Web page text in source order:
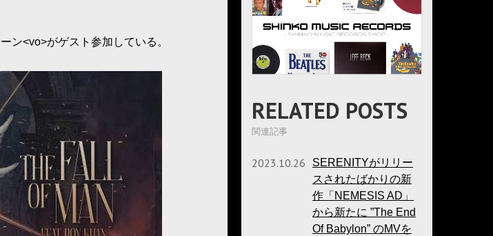
ン<vo>がゲスト参加している。
RELATED POSTS
関連記事
2023.10.26
SERENITYがリリー
スされたばかりの新
作「NEMESIS AD」
から新たに ”The End
Of Babylon” のMVを